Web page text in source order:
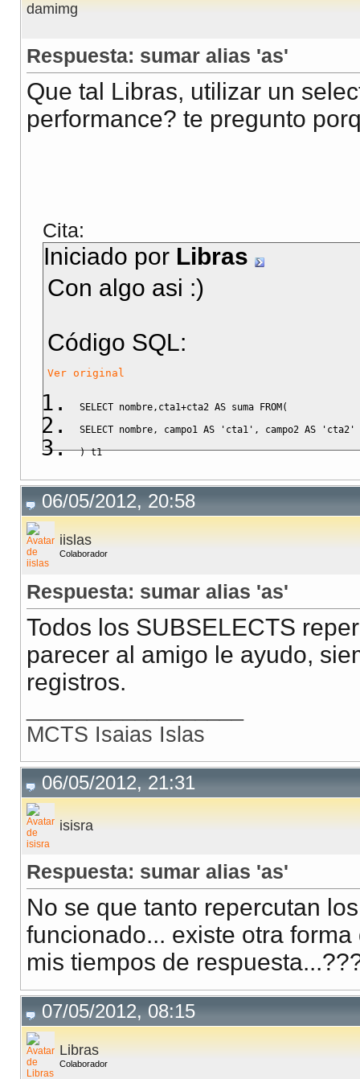
damimg
Respuesta: sumar alias 'as'
Que tal Libras, utilizar un
performance? te pregunto
Cita:
Iniciado por Libras
Con algo asi :)
Código SQL:
Ver original
SELECT nombre , cta1+cta2 AS suma FROM(
SELECT nombre , campo1 AS 'cta1' , campo2 AS
'cta2'
) t1
06/05/2012, 20:58
iislas
Colaborador
Respuesta: sumar alias 'as'
Todos los SUBSELECTS
parecer al amigo le ayudo,
registros.
MCTS Isaias Islas
06/05/2012, 21:31
isisra
Respuesta: sumar alias 'as'
No se que tanto repercutan
funcionado... existe otra
mis tiempos de
07/05/2012, 08:15
Libras
Colaborador